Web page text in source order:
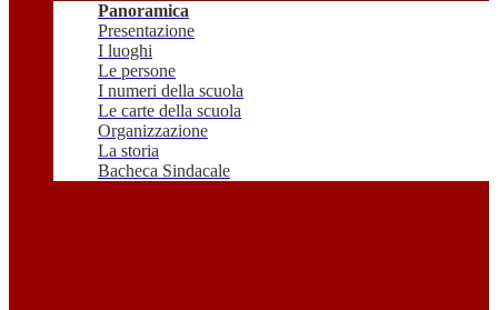
Panoramica
Presentazione
I luoghi
Le persone
I numeri della scuola
Le carte della scuola
Organizzazione
La storia
Bacheca Sindacale